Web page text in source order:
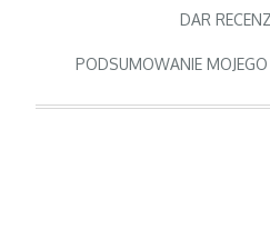
DAR
PODSUMOWANIE